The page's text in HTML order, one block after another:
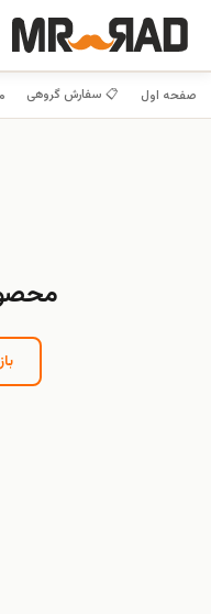
صفحه اول 📋 سفارش گروهی